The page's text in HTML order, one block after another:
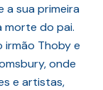
a sua primeira
morte do pai.
irmão Thoby e
onde
e artistas,